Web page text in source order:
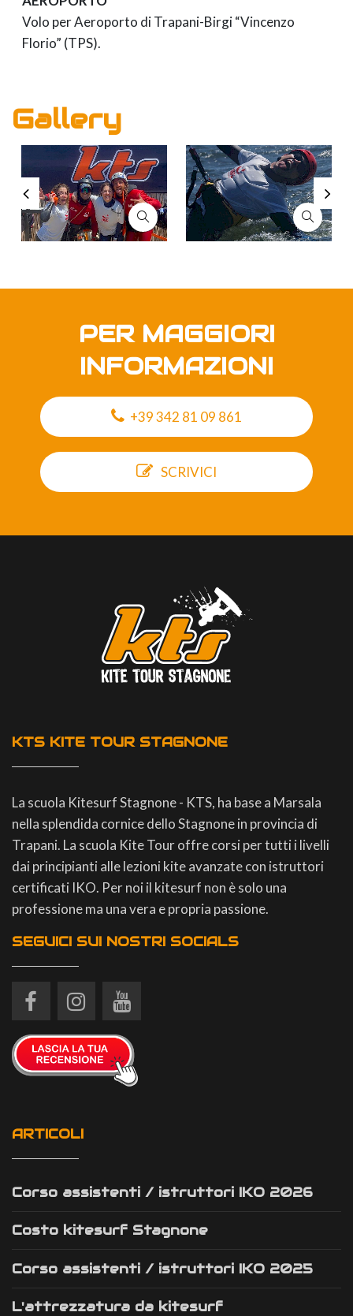
Volo per Aeroporto di Trapani-Birgi “Vincenzo
Florio” (TPS).
Gallery
PER MAGGIORI
INFORMAZIONI
+39 342 81 09 861
SCRIVICI
KTS KITE TOUR STAGNONE
La scuola Kitesurf Stagnone - KTS, ha base a Marsala
nella splendida cornice dello Stagnone in provincia di
Trapani. La scuola Kite Tour offre corsi per tutti i livelli
dai principianti alle lezioni kite avanzate con istruttori
certificati IKO. Per noi il kitesurf non è solo una
professione ma una vera e propria passione.
SEGUICI SUI NOSTRI SOCIALS
ARTICOLI
Corso assistenti / istruttori IKO 2026
Costo kitesurf Stagnone
Corso assistenti / istruttori IKO 2025
L'attrezzatura da kitesurf